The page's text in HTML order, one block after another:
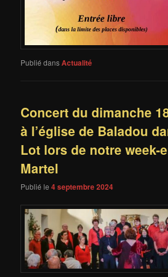
Publié dansActualité
Concert du dimanche
à l’église de Baladou
Lot lors de notre week-
Martel
Publié le4 septembre 2024